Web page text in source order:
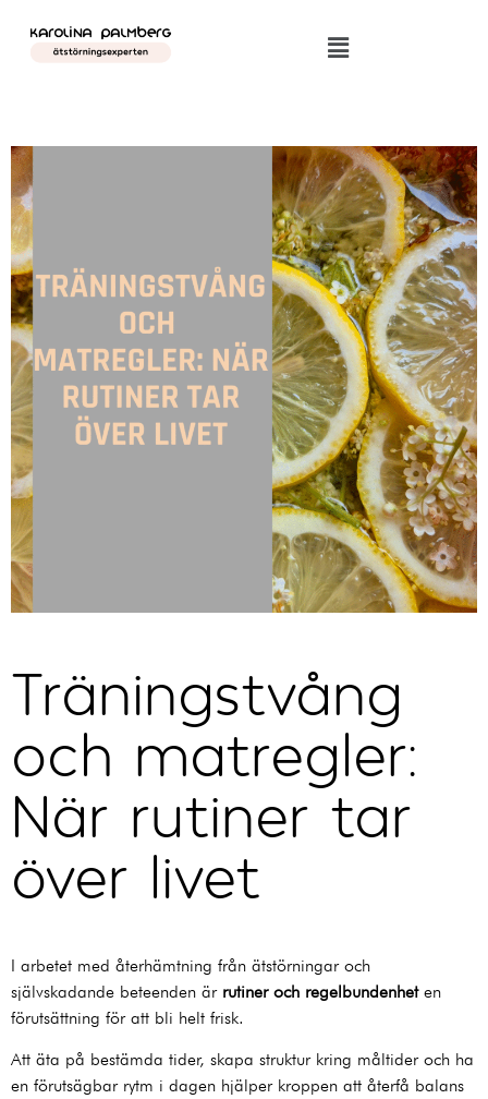
Träningstvång
och matregler:
När rutiner tar
över livet
I arbetet med återhämtning från ätstörningar och
självskadande beteenden är rutiner och regelbundenheten
förutsättning för att bli helt frisk.
Att äta på bestämda tider, skapa struktur kring måltider och ha
en förutsägbar rytm i dagen hjälper kroppen att återfå balans